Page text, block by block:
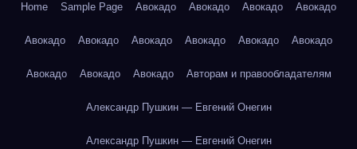
Home Sample Page Авокадо Авокадо Авокадо Авокадо
Авокадо Авокадо Авокадо Авокадо Авокадо Авокадо
Авокадо Авокадо Авокадо Авторам и правообладателям
Александр Пушкин — Евгений Онегин
Александр Пушкин — Евгений Онегин